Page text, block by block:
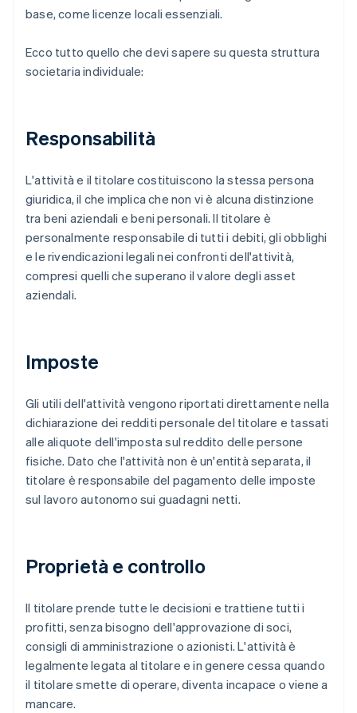
base, come licenze locali essenziali.
Ecco tutto quello che devi sapere su questa struttura
societaria individuale:
Responsabilità
L'attività e il titolare costituiscono la stessa persona
giuridica, il che implica che non vi è alcuna distinzione
tra beni aziendali e beni personali. Il titolare è
personalmente responsabile di tutti i debiti, gli obblighi
e le rivendicazioni legali nei confronti dell'attività,
compresi quelli che superano il valore degli asset
aziendali.
Imposte
Gli utili dell'attività vengono riportati direttamente nella
dichiarazione dei redditi personale del titolare e tassati
alle aliquote dell'imposta sul reddito delle persone
fisiche. Dato che l'attività non è un'entità separata, il
titolare è responsabile del pagamento delle imposte
sul lavoro autonomo sui guadagni netti.
Proprietà e controllo
Il titolare prende tutte le decisioni e trattiene tutti i
profitti, senza bisogno dell'approvazione di soci,
consigli di amministrazione o azionisti. L'attività è
legalmente legata al titolare e in genere cessa quando
il titolare smette di operare, diventa incapace o viene a
mancare.